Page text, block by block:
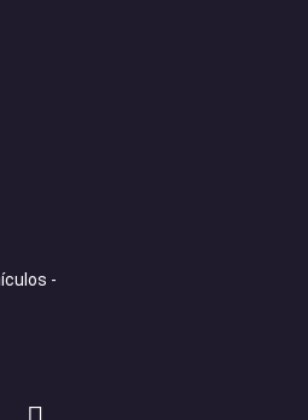
-